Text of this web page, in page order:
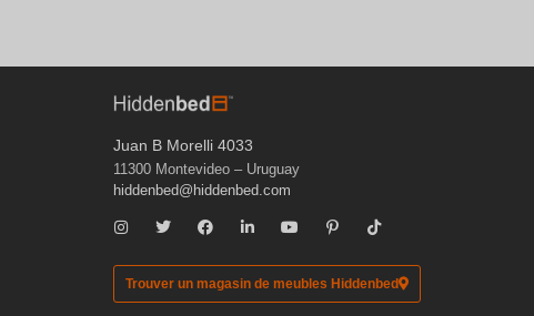
Juan B Morelli 4033
11300 Montevideo – Uruguay
hiddenbed@hiddenbed.com
Trouver un magasin de meubles Hiddenbed